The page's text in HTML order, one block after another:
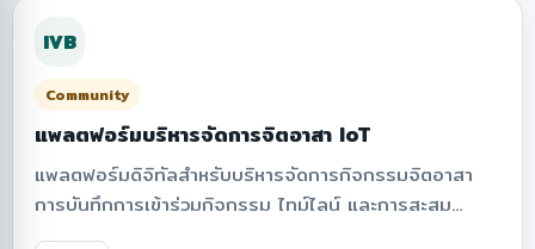
Zero อย่างมีประสิทธิภาพ
IVB
Community
แพลตฟอร์มบริหารจัดการจิตอาสา IoT
แพลตฟอร์มดิจิทัลสำหรับบริหารจัดการกิจกรรมจิตอาสา
การบันทึกการเข้าร่วมกิจกรรม ไทม์ไลน์ และการสะสม
ชั่วโมงจิตอาสาภายในองค์กร รองรับระบบจัดอันดับ การ